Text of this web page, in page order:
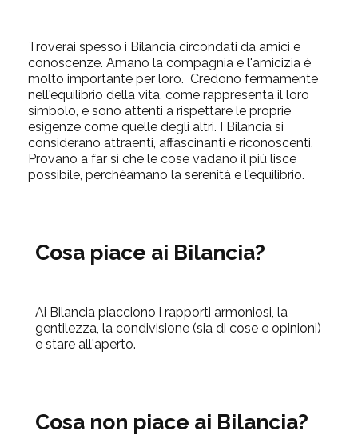
Troverai spesso i Bilancia circondati da amici e
conoscenze. Amano la compagnia e l'amicizia è
molto importante per loro. Credono fermamente
nell'equilibrio della vita, come rappresenta il loro
simbolo, e sono attenti a rispettare le proprie
esigenze come quelle degli altri. I Bilancia si
considerano attraenti, affascinanti e riconoscenti.
Provano a far sì che le cose vadano il più lisce
possibile, perchèamano la serenità e l'equilibrio.
Cosa piace ai Bilancia?
Ai Bilancia piacciono i rapporti armoniosi, la
gentilezza, la condivisione (sia di cose e opinioni)
e stare all'aperto.
Cosa non piace ai Bilancia?